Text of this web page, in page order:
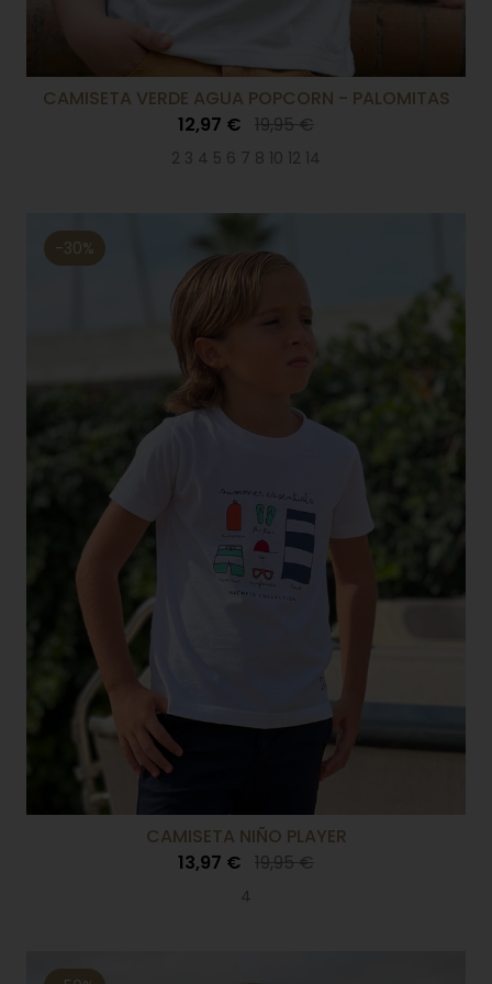
CAMISETA VERDE AGUA POPCORN - PALOMITAS
12,97 € 19,95 €
2 3 4 5 6 7 8 10 12 14
-30%
CAMISETA NIÑO PLAYER
13,97 € 19,95 €
4